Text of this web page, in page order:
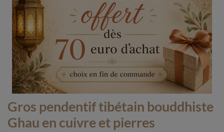
Gros pendentif tibétain bouddhiste
Ghau en cuivre et pierres